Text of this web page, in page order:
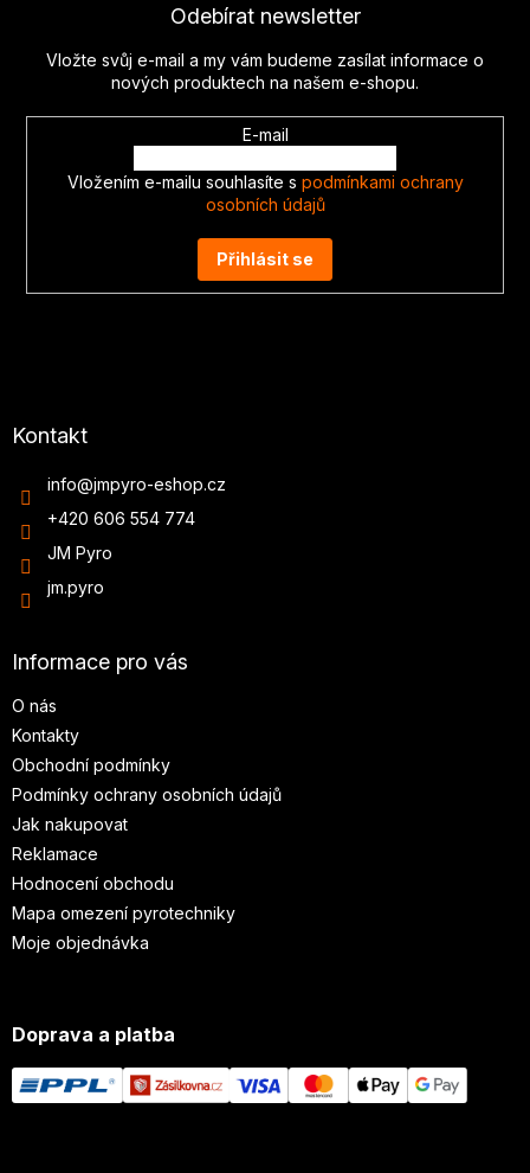
Odebírat newsletter
Vložte svůj e-mail a my vám budeme zasílat informace o
nových produktech na našem e-shopu.
E-mail
Vložením e-mailu souhlasíte s podmínkami ochrany
osobních údajů
Přihlásit se
Kontakt
info@jmpyro-eshop.cz
+420 606 554 774
JM Pyro
jm.pyro
Informace pro vás
O nás
Kontakty
Obchodní podmínky
Podmínky ochrany osobních údajů
Jak nakupovat
Reklamace
Hodnocení obchodu
Mapa omezení pyrotechniky
Moje objednávka
Doprava a platba